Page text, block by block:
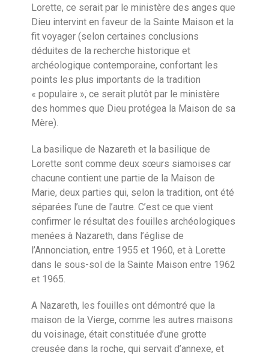
Lorette, ce serait par le ministère des anges que
Dieu intervint en faveur de la Sainte Maison et la
fit voyager (selon certaines conclusions
déduites de la recherche historique et
archéologique contemporaine, confortant les
points les plus importants de la tradition
« populaire », ce serait plutôt par le ministère
des hommes que Dieu protégea la Maison de sa
Mère).
La basilique de Nazareth et la basilique de
Lorette sont comme deux sœurs siamoises car
chacune contient une partie de la Maison de
Marie, deux parties qui, selon la tradition, ont été
séparées l’une de l’autre. C’est ce que vient
confirmer le résultat des fouilles archéologiques
menées à Nazareth, dans l’église de
l’Annonciation, entre 1955 et 1960, et à Lorette
dans le sous-sol de la Sainte Maison entre 1962
et 1965.
A Nazareth, les fouilles ont démontré que la
maison de la Vierge, comme les autres maisons
du voisinage, était constituée d’une grotte
creusée dans la roche, qui servait d’annexe, et